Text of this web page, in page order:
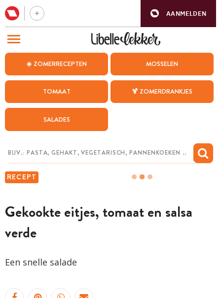
AANMELDEN
☀️ ZOMERRECEPTEN MOSSELEN
TOMAAT 🍹 ZOMERDRANKJES
SALADES
RECEPT
Gekookte eitjes, tomaat en salsa
verde
Een snelle salade
BEZOEK ONZE ANDERE WEBSITES
WEEKMENU
CHAT MET MAIA
MIJN BEWAARDE RECEPTEN